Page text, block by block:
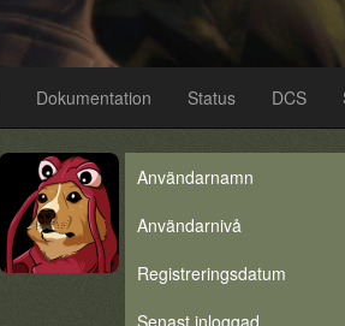
Dokumentation Status DCS
Användarnamn
Användarnivå
Registreringsdatum
Senast inloggad